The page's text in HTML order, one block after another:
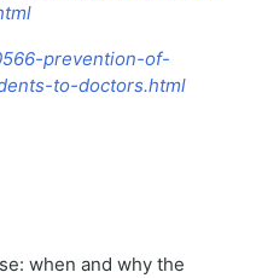
prevention-of-
to-doctors.html
when and why the